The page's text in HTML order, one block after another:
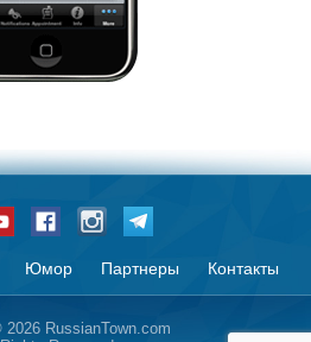
Юмор Партнеры Контакты
RussianTown.com